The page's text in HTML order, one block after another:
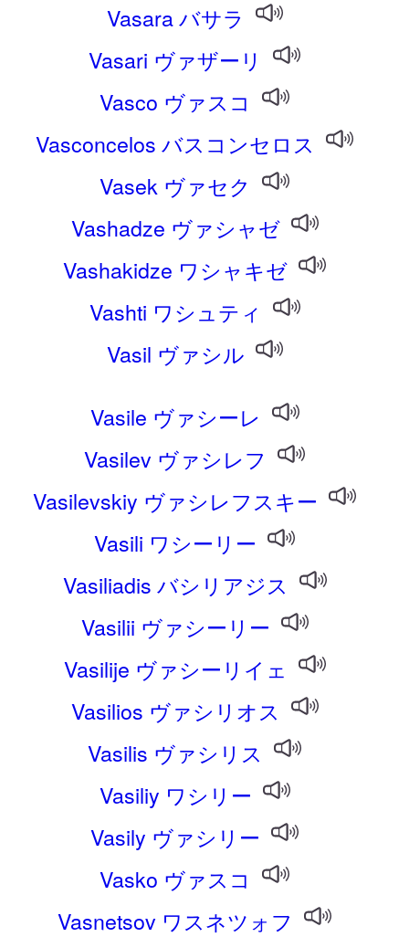
Vasara バサラ
Vasari ヴァザーリ
Vasco ヴァスコ
Vasconcelos バスコンセロス
Vasek ヴァセク
Vashadze ヴァシャゼ
Vashakidze ワシャキゼ
Vashti ワシュティ
Vasil ヴァシル
Vasile ヴァシーレ
Vasilev ヴァシレフ
Vasilevskiy ヴァシレフスキー
Vasili ワシーリー
Vasiliadis バシリアジス
Vasilii ヴァシーリー
Vasilije ヴァシーリイェ
Vasilios ヴァシリオス
Vasilis ヴァシリス
Vasiliy ワシリー
Vasily ヴァシリー
Vasko ヴァスコ
Vasnetsov ワスネツォフ